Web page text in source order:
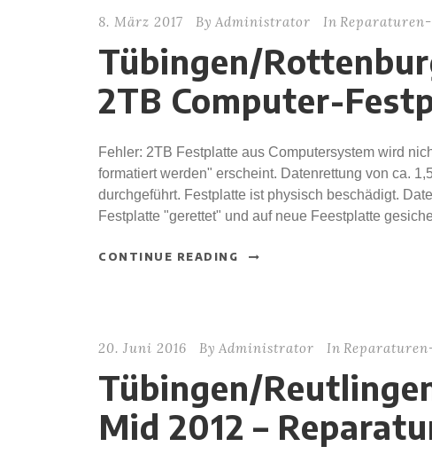
8. März 2017 By Administrator In
Tübingen/
2TB Computer-
Fehler: 2TB Festplatte aus Computersystem wird
formatiert werden" erscheint. Datenrettung von ca.
durchgeführt. Festplatte ist physisch beschädigt.
Festplatte "gerettet" und auf neue Feestplatte
CONTINUE READING
20. Juni 2016 By Administrator In
Tübingen/
Mid 2012 –